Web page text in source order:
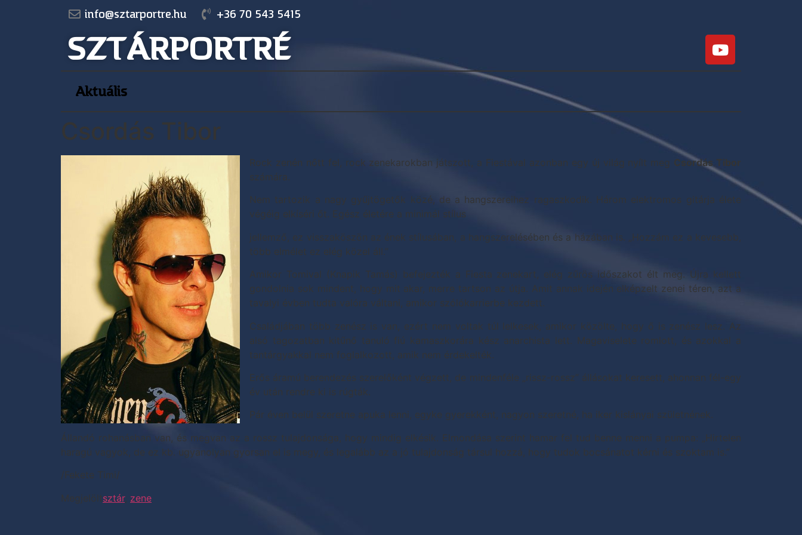
info@sztarportre.hu +36 70 543 5415
SZTÁRPORTRÉ
Aktuális
Csordás Tibor
Rock zenén nőtt fel, rock zenekarokban játszott, a Fiestával azonban egy új világ nyílt meg Csordás Tibor
számára.
Nem tartozik a nagy gyűjtögetők közé, de a hangszereihez ragaszkodik. Három elektromos gitárja élete
végéig elkíséri őt. Egész életére a minimál stílus
jellemző, ez visszaköszön az ének stílusában, a hangszerelésében és a házában is. „Hozzám ez a kevesebb,
több elmélet ez elég közel áll.”
Amikor Tomival (Knapik Tamás) befejezték a Fiesta zenekart, elég zűrös időszakot élt meg. Újra kellett
gondolnia sok mindent, hogy mit akar, merre tartson az útja. Amit annak idején elképzelt zenei téren, azt a
tavalyi évben tudta valóra váltani, amikor szólókarrierbe kezdett.
Családjában több zenész is van, ezért nem voltak túl lelkesek, amikor közölte, hogy ő is zenész lesz. Az
alsó tagozatban kitűnő tanuló fiú kamaszkorára kész anarchista lett. Magaviselete romlott, és azokkal a
tantárgyakkal nem foglalkozott, amik nem érdekelték.
Erős áramú berendezés szerelőként végzett, de mindenféle „rissz-rossz” állásokat keresett, ahonnan fél-egy
év után rendre ki is rúgták.
Pár éven belül szeretne apuka lenni, egyke gyerekként, nagyon szeretné, ha iker kislányai születnének.
Állandó rohanásban van, és megvan az a rossz tulajdonsága, hogy mindig elkésik. Elmondása szerint hamar fel tud benne menni a pumpa: „Hirtelen
haragú vagyok, de ez kb. ugyanolyan gyorsan el is megy, és legalább az a jó tulajdonság társul hozzá, hogy tudok bocsánatot kérni és szoktam is.”
/Fekete Timi/
Megjelölt sztár, zene